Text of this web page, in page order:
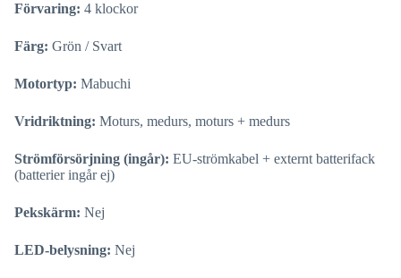
Förvaring: 4 klockor
Färg: Grön / Svart
Motortyp: Mabuchi
Vridriktning: Moturs, medurs, moturs + medurs
Strömförsörjning (ingår): EU-strömkabel + externt batterifack
(batterier ingår ej)
Pekskärm: Nej
LED-belysning: Nej